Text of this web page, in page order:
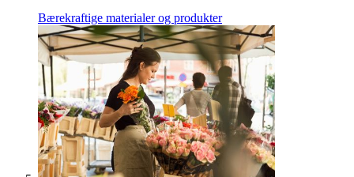
Bærekraftige materialer og produkter